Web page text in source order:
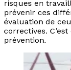
risques en
prévenir ces
évaluation de
correctives.
prévention.